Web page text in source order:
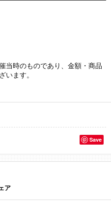
当時のものであり、金額・商品
います。
Save
ア